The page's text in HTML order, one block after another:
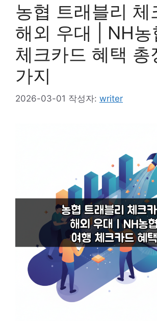
농협 트래블리 체
해외 우대 | NH농
체크카드 혜택 총
가지
2026-03-01 작성자: writer